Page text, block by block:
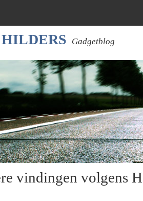
Gadgetblog
vindingen volgens